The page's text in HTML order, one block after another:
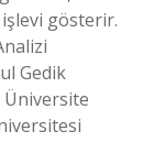
gösterir.
Gedik
Üniversite